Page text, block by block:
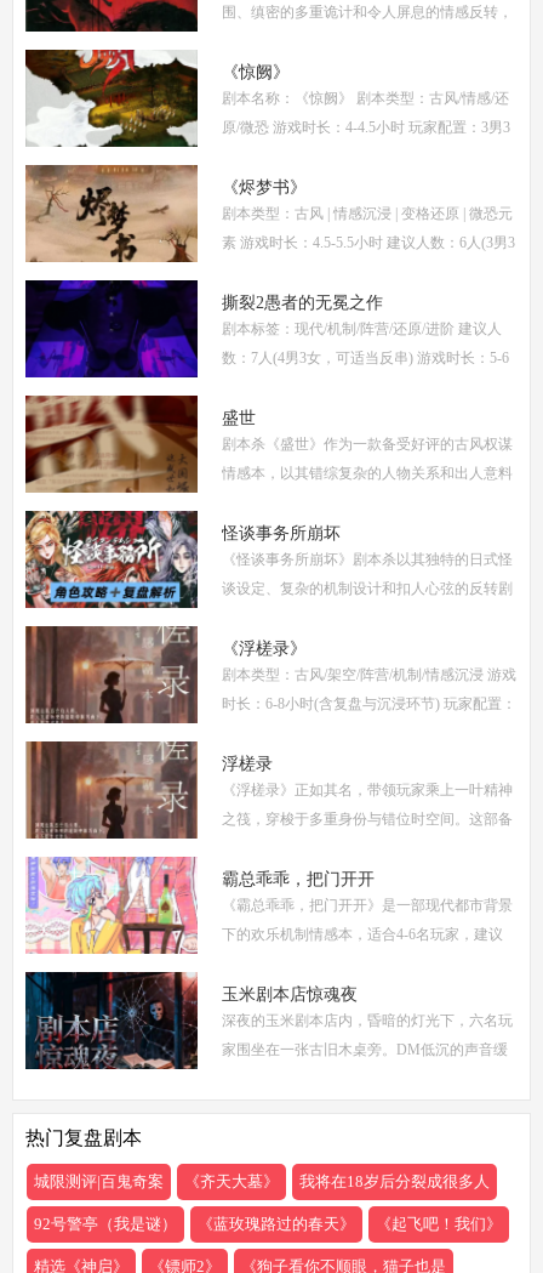
围、缜密的多重诡计和令人屏息的情感反转，
南将从线索流程梳理、角色任务解析、核心诡
计拆
《惊阙》
剧本名称：《惊阙》 剧本类型：古风/情感/还
原/微恐 游戏时长：4-4.5小时 玩家配置：3男3
体验测评内容，复盘答案仅需2步： (1)关注微
信公
《烬梦书》
剧本类型：古风 | 情感沉浸 | 变格还原 | 微恐元
素 游戏时长：4.5-5.5小时 建议人数：6人(3男3
风故事、情感细腻、偏好剧情还原的玩家 《烬
梦
撕裂2愚者的无冕之作
剧本标签：现代/机制/阵营/还原/进阶 建议人
数：7人(4男3女，可适当反串) 游戏时长：5-6
《撕裂2愚者的无冕之作》玩家点评关键词：
机制
盛世
剧本杀《盛世》作为一款备受好评的古风权谋
情感本，以其错综复杂的人物关系和出人意料
供全面的复盘解析，包括角色攻略、关键线索
解
怪谈事务所崩坏
《怪谈事务所崩坏》剧本杀以其独特的日式怪
谈设定、复杂的机制设计和扣人心弦的反转剧
复盘、体验测评、新本攻略、类型时间和玩家
点
《浮槎录》
剧本类型：古风/架空/阵营/机制/情感沉浸 游戏
时长：6-8小时(含复盘与沉浸环节) 玩家配置：
别选择以增强代入感) 适合玩家：适合喜爱深
度
浮槎录
《浮槎录》正如其名，带领玩家乘上一叶精神
之筏，穿梭于多重身份与错位时空间。这部备
精密的机制设计和深刻的人性探讨，在剧本杀
圈
霸总乖乖，把门开开
《霸总乖乖，把门开开》是一部现代都市背景
下的欢乐机制情感本，适合4-6名玩家，建议
争、家族恩怨与情感纠葛，以轻松幽默的笔触
描绘了一
玉米剧本店惊魂夜
深夜的玉米剧本店内，昏暗的灯光下，六名玩
家围坐在一张古旧木桌旁。DM低沉的声音缓
热门复盘剧本
城限测评|百鬼奇案 《齐天大墓》 我将在18岁后分裂成很多人
92号警亭（我是谜） 《蓝玫瑰路过的春天》 《起飞吧！我们》
精选《神启》 《镖师2》 《狗子看你不顺眼，猫子也是